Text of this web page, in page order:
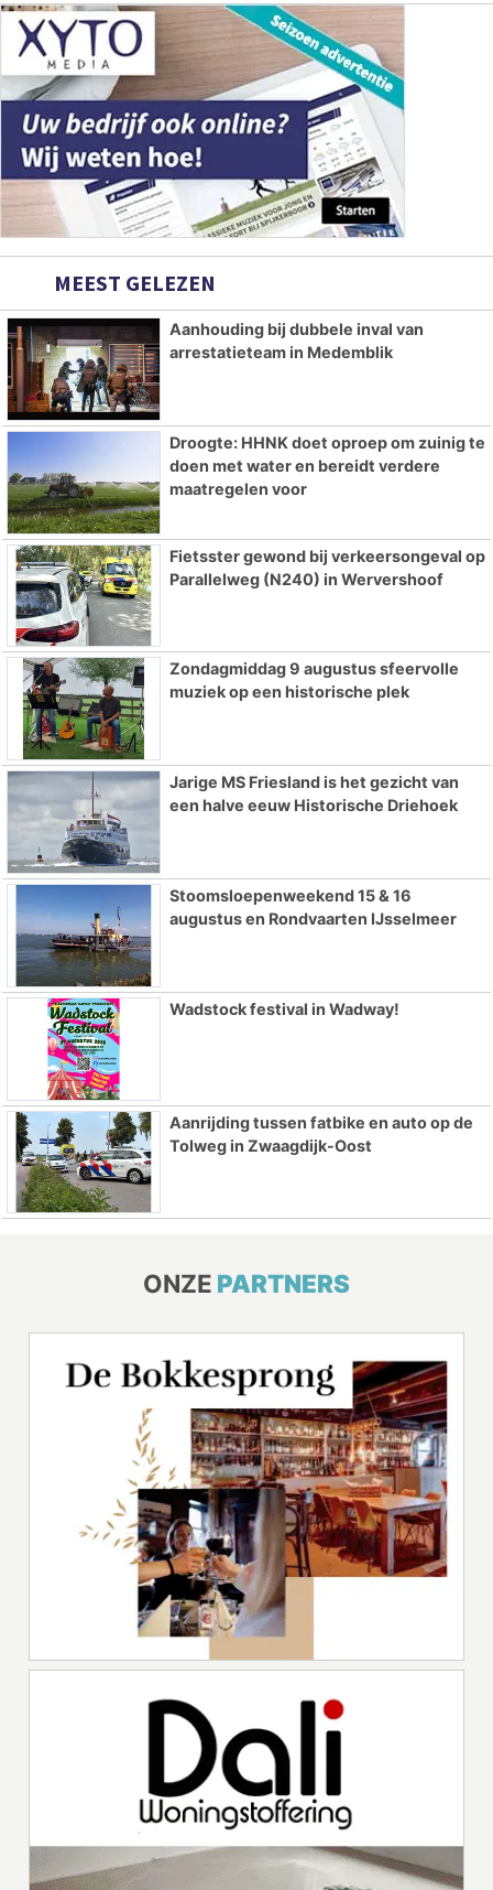
MEEST GELEZEN
Aanhouding bij dubbele inval van
arrestatieteam in Medemblik
Droogte: HHNK doet oproep om zuinig te
doen met water en bereidt verdere
maatregelen voor
Fietsster gewond bij verkeersongeval op
Parallelweg (N240) in Wervershoof
Zondagmiddag 9 augustus sfeervolle
muziek op een historische plek
Jarige MS Friesland is het gezicht van
een halve eeuw Historische Driehoek
Stoomsloepenweekend 15 & 16
augustus en Rondvaarten IJsselmeer
Wadstock festival in Wadway!
Aanrijding tussen fatbike en auto op de
Tolweg in Zwaagdijk-Oost
ONZE PARTNERS